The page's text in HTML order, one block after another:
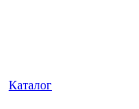
Каталог